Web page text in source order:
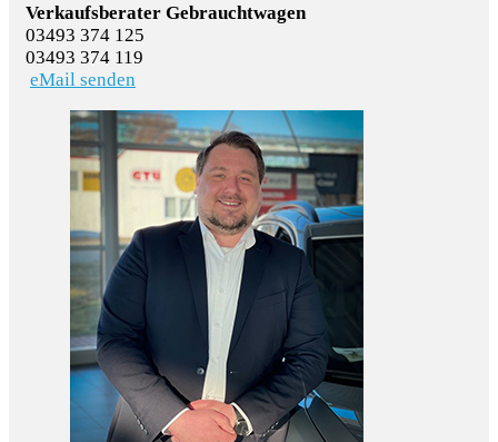
Verkaufsberater Gebrauchtwagen
03493 374 125
03493 374 119
eMail senden